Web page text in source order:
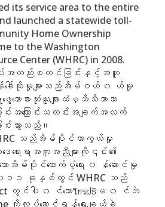
its service area to the entire
launched a statewide toll-
Home Ownership
to the Washington
Center (WHRC) in 2008.
အတည်းစတင်ခြင်းနှင့်အတူ
ခေါ်ဆိုမှုများသည်အိမ်ဝယ် ၀ ယ်မှု
ောစားသုံးသူများထံမှသိသိသာသာ
းအကြောင်းသတင်းအချက်အလက်
ာင်းသွားသည်။
သည်အိမ်ပိုင်ကာကွယ်မှု
ရေးရာအကူအညီများကို၎င်း၏
မ်ပိုင်ထောက်ပံ့ရေး ၀ န်ဆောင်မှု
၁၁ ခုနှစ်တွင် WHRC သည်
တွင်ပါ ၀ င်သောโทรຟຣີမ ၀ င်ဘဲ
ကိုလုပ်ဆောင်ရန်ရွေးချယ်ခဲ့